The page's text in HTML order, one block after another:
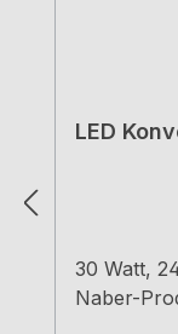
LED
30 Watt,
Naber-